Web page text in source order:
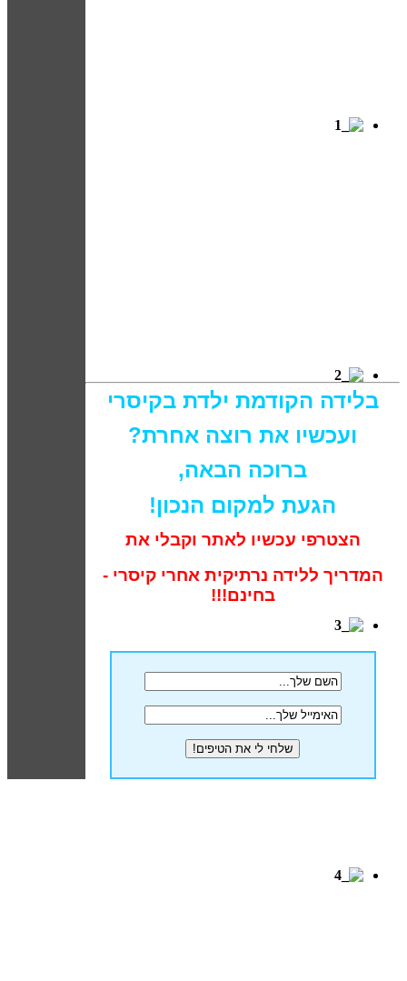
בלידה הקודמת ילדת בקיסרי
ועכשיו את רוצה אחרת?
ברוכה הבאה,
הגעת למקום הנכון!
הצטרפי עכשיו לאתר וקבלי את
המדריך ללידה נרתיקית אחרי קיסרי -
בחינם!!!